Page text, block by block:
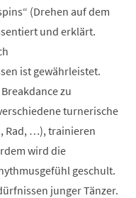
(Drehen auf dem
und erklärt.
ist gewährleistet.
zu
turnerische
Rad, …), trainieren
wird die
geschult.
junger Tänzer.